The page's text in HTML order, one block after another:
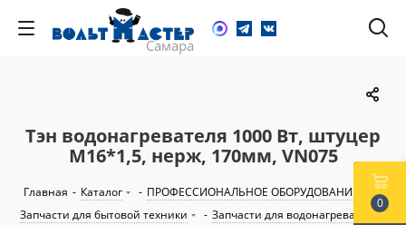
Тэн водонагревателя 1000 Вт, штуцер
М16*1,5, нерж, 170мм, VN075
Главная - Каталог - ПРОФЕССИОНАЛЬНОЕ ОБОРУДОВАНИЕ
-
Запчасти для бытовой техники
- Запчасти для водонагревателей
0